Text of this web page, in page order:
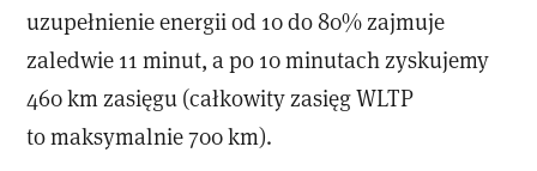
uzupełnienie energii od 10 do 80% zajmuje
zaledwie 11 minut, a po 10 minutach zyskujemy
460 km zasięgu (całkowity zasięg WLTP
to maksymalnie 700 km).